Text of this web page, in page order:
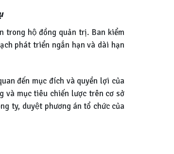
trong hộ đồng quản trị. Ban kiểm
phát triển ngắn hạn và dài hạn
đến mục đích và quyền lợi của
và mục tiêu chiến lược trên cơ sở
ty, duyệt phương án tổ chức của